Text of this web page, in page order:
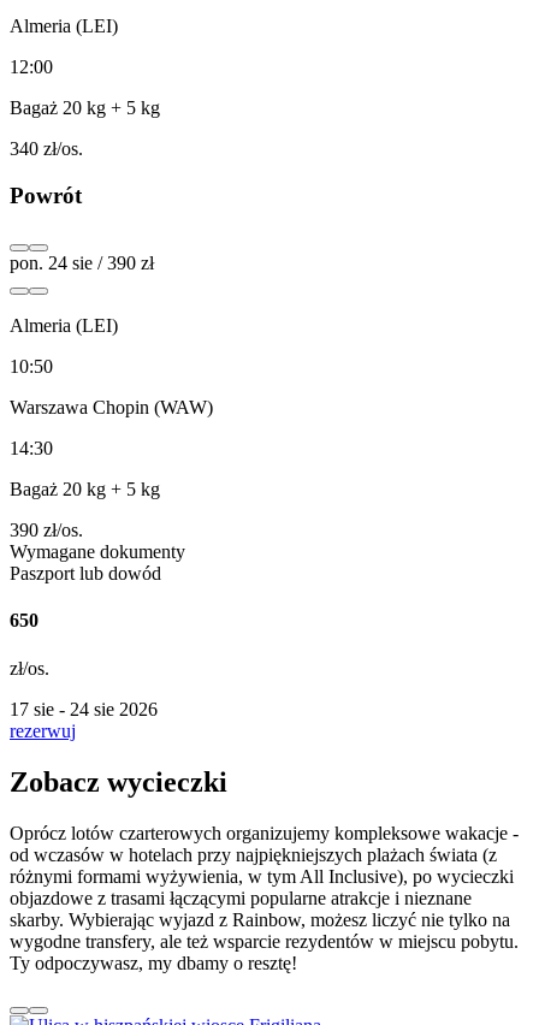
Almeria (LEI)
12:00
Bagaż 20 kg + 5 kg
340 zł/os.
Powrót
pon. 24 sie / 390 zł
Almeria (LEI)
10:50
Warszawa Chopin (WAW)
14:30
Bagaż 20 kg + 5 kg
390 zł/os.
Wymagane dokumenty
Paszport lub dowód
650
zł/os.
17 sie - 24 sie 2026
rezerwuj
Zobacz wycieczki
Oprócz lotów czarterowych organizujemy kompleksowe wakacje -
od wczasów w hotelach przy najpiękniejszych plażach świata (z
różnymi formami wyżywienia, w tym All Inclusive), po wycieczki
objazdowe z trasami łączącymi popularne atrakcje i nieznane
skarby. Wybierając wyjazd z Rainbow, możesz liczyć nie tylko na
wygodne transfery, ale też wsparcie rezydentów w miejscu pobytu.
Ty odpoczywasz, my dbamy o resztę!